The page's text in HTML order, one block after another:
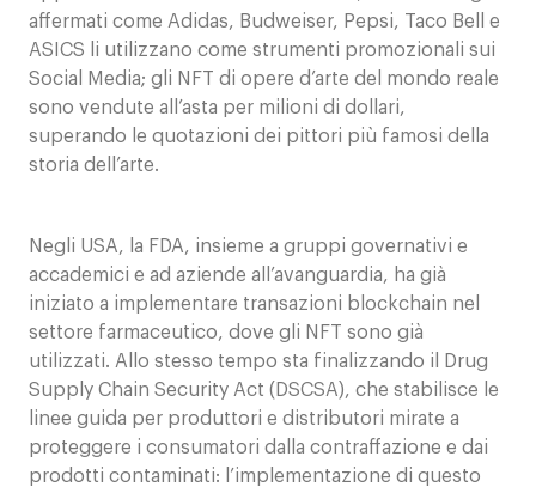
affermati come Adidas, Budweiser, Pepsi, Taco Bell e
ASICS li utilizzano come strumenti promozionali sui
Social Media; gli NFT di opere d’arte del mondo reale
sono vendute all’asta per milioni di dollari,
superando le quotazioni dei pittori più famosi della
storia dell’arte.
Negli USA, la FDA, insieme a gruppi governativi e
accademici e ad aziende all’avanguardia, ha già
iniziato a implementare transazioni blockchain nel
settore farmaceutico, dove gli NFT sono già
utilizzati. Allo stesso tempo sta finalizzando il Drug
Supply Chain Security Act (DSCSA), che stabilisce le
linee guida per produttori e distributori mirate a
proteggere i consumatori dalla contraffazione e dai
prodotti contaminati: l’implementazione di questo